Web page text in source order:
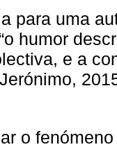
para uma
humor
e a
o